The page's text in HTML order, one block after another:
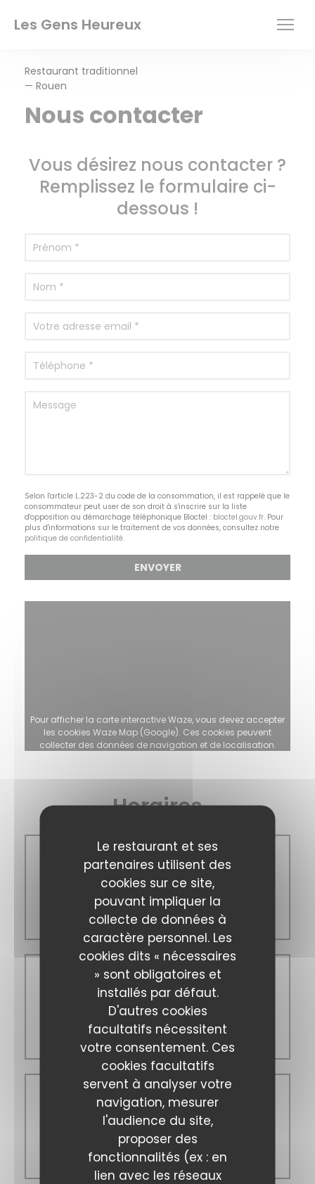
Le restaurant et ses
partenaires utilisent des
cookies sur ce site,
pouvant impliquer la
collecte de données à
caractère personnel. Les
cookies dits « nécessaires
» sont obligatoires et
installés par défaut.
D'autres cookies
facultatifs nécessitent
votre consentement. Ces
cookies facultatifs
servent à analyser votre
navigation, mesurer
l'audience du site,
proposer des
fonctionnalités (ex : en
lien avec les réseaux
Les Gens Heureux
Restaurant traditionnel
— Rouen
Nous contacter
Vous désirez nous contacter ?
Remplissez le formulaire ci-
dessous !
Selon l'article L.223-2 du code de la consommation, il est rappelé que le
consommateur peut user de son droit à s'inscrire sur la liste
d'opposition au démarchage téléphonique Bloctel : bloctel.gouv.fr. Pour
plus d'informations sur le traitement de vos données, consultez notre
politique de confidentialité.
Pour afficher la carte interactive Waze, vous devez accepter
les cookies Waze Map (Google). Ces cookies peuvent
collecter des données de navigation et de localisation.
Horaires
Lun-Mar
12h00 - 14h00
19h00 - 21h00
Mercredi
Fermé
Jeu-Sam
12h00 - 14h00
19h00 - 21h00